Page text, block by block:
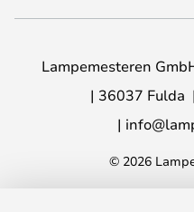
Lampemesteren
36037 Fulda
© 2026